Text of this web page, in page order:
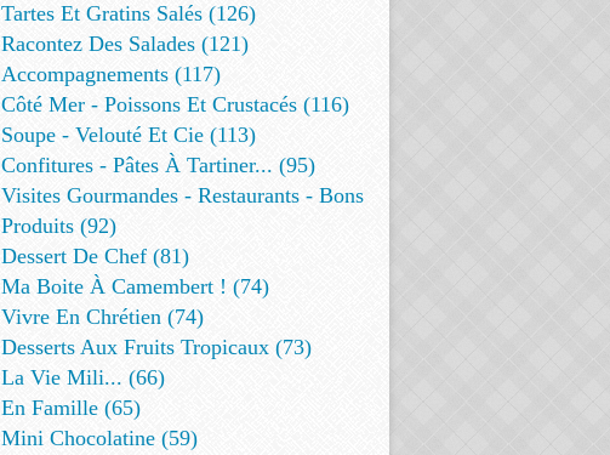
Tartes Et Gratins Salés (126)
Racontez Des Salades (121)
Accompagnements (117)
Côté Mer - Poissons Et Crustacés (116)
Soupe - Velouté Et Cie (113)
Confitures - Pâtes À Tartiner... (95)
Visites Gourmandes - Restaurants - Bons
Produits (92)
Dessert De Chef (81)
Ma Boite À Camembert ! (74)
Vivre En Chrétien (74)
Desserts Aux Fruits Tropicaux (73)
La Vie Mili... (66)
En Famille (65)
Mini Chocolatine (59)